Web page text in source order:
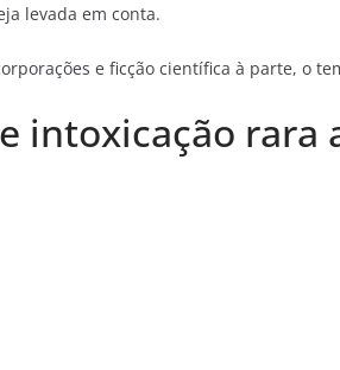
levada em conta.
e ficção científica à parte, o
intoxicação rara